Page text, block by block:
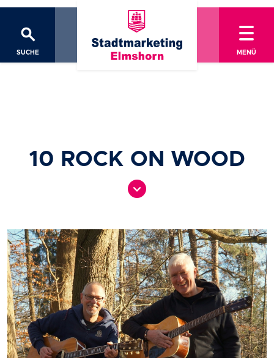
search
SUCHE MENÜ
10 ROCK ON WOOD
expand_circle_down